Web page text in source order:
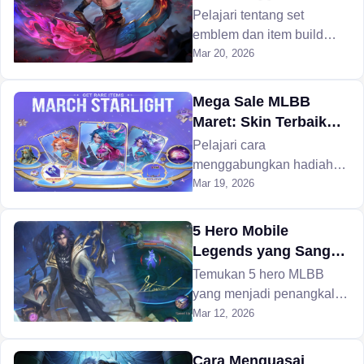
terbaik.
dan Emblem Terbaik
untuk Hero ke-133
Pelajari tentang set
emblem dan item build
terbaik untuk Hirara di
mendominasi jalur tengah
sebelum peluncuran
Mar 20, 2026
Mega Sale MLBB
Maret: Skin Terbaik
untuk Dibeli dengan 1
Diamond Promo
Pelajari cara
menggabungkan hadiah
tugas harian dan bonus isi
skin dengan nilai tertinggi
sebelum Mega Sale MLBB
Maret berakhir pada 24
Maret 2026.
Mar 19, 2026
5 Hero Mobile
Legends yang Sangat
Ampuh untuk
Mengatasi Marcel
Temukan 5 hero MLBB
yang menjadi penangkal
ampuh Marcel dengan
pertahanannya, dan
Mar 12, 2026
Cara Menguasai